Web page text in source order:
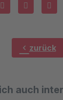
chevron_left zurück
auch